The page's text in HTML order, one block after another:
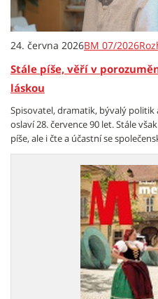
24. června 2026BM 07/2026
Stále píše, věří v
láskou
Spisovatel, dramatik, bývalý
oslaví 28. července 90 let. Stále
píše, ale i čte a účastní se